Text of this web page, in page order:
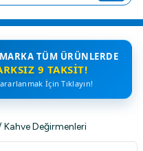
TÜM ÜRÜNLERDE
9 TAKSIT!
İçin Tıklayın!
Kahve Değirmenleri